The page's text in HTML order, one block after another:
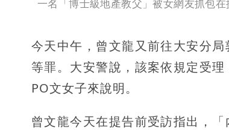
一名「博士級地產教父」被女網友抓包
今天中午，曾文龍又前往大安分
等罪。大安警說，該案依規定受
PO文女子來說明。
曾文龍今天在提告前受訪指出，